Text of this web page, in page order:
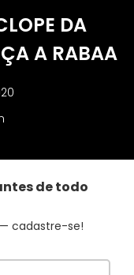
DA
A RABAA
de todo
cadastre-se!